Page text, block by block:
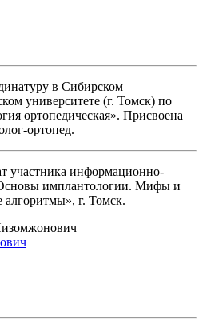
в Сибирском
университете (г. Томск) по
ортопедическая». Присвоена
ортопед.
участника информационно-
имплантологии. Мифы и
алгоритмы», г. Томск.